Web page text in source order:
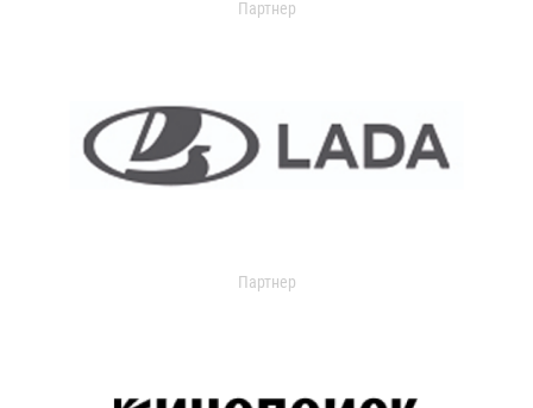
Партнер
Партнер